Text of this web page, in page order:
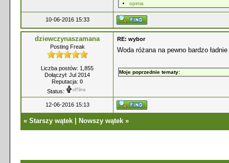
opinia
10-06-2016 15:33
dziewczynaszamana
Posting Freak
Liczba postów: 1,855
Dołączył: Jul 2014
Reputacja: 0
Status:
RE: wybor
Woda różana na pewno bardzo
Moje poprzednie tematy:
12-06-2016 15:13
« Starszy wątek Nowszy wątek »